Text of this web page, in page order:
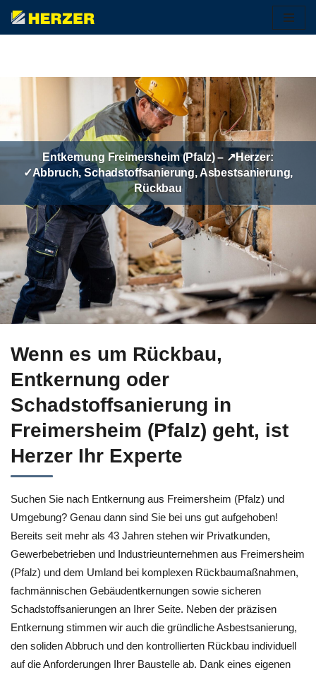
Zum
Entkernung Freimersheim (Pfalz) – ↗️Herzer:
✓Abbruch, Schadstoffsanierung, Asbestsanierung,
Rückbau
Wenn es um Rückbau,
Entkernung oder
Schadstoffsanierung in
Freimersheim (Pfalz) geht, ist
Herzer Ihr Experte
Suchen Sie nach Entkernung aus Freimersheim (Pfalz) und
Umgebung? Genau dann sind Sie bei uns gut aufgehoben!
Bereits seit mehr als 43 Jahren stehen wir Privatkunden,
Gewerbebetrieben und Industrieunternehmen aus Freimersheim
(Pfalz) und dem Umland bei komplexen Rückbaumaßnahmen,
fachmännischen Gebäudentkernungen sowie sicheren
Schadstoffsanierungen an Ihrer Seite. Neben der präzisen
Entkernung stimmen wir auch die gründliche Asbestsanierung,
den soliden Abbruch und den kontrollierten Rückbau individuell
auf die Anforderungen Ihrer Baustelle ab. Dank eines eigenen